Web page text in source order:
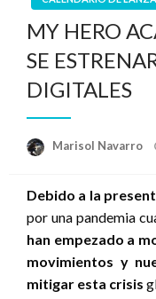
MY HERO
SE
DIGITALES
Marisol Navarro
Debido a la
por una pandemia
han empezado a
movimientos y
mitigar esta crisis